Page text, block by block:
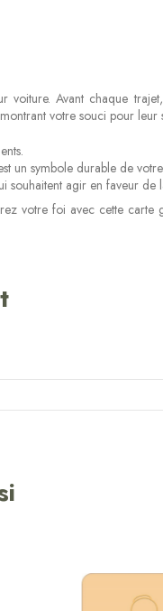
voiture. Avant chaque
votre souci pour leur
un symbole durable de
souhaitent agir en faveur de
votre foi avec cette